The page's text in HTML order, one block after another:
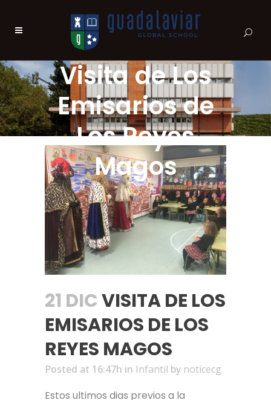
Visita de Los
Emisarios de
Los Reyes
Magos
21 DICVISITA DE LOS
EMISARIOS DE LOS
REYES MAGOS
Posted at 16:47h in Infantil by noticecg
Estos ultimos dias previos a la